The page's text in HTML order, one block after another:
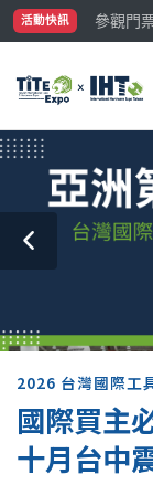
活動快訊
參觀門
最大規
2026 台灣國際工
國際買主
十月台中